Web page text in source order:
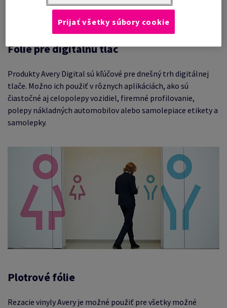
Fólie pre digitálnu tlač
Produkty Avery Digital sú kľúčové pre dnešný trh digitálnej
tlače. Možno ich použiť v rôznych aplikáciách, ako sú
čiastočné aj celopolepy vozidiel, firemné profilovanie,
polepy nákladných automobilov alebo samolepiace etikety a
samolepky.
Plotrové fólie
Rezacie vinyly Avery je možné použiť pre všetky možné
Prijať všetky súbory cookie